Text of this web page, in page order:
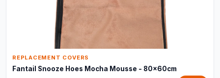
REPLACEMENT COVERS
Fantail Snooze Hoes Mocha Mousse - 80x60cm